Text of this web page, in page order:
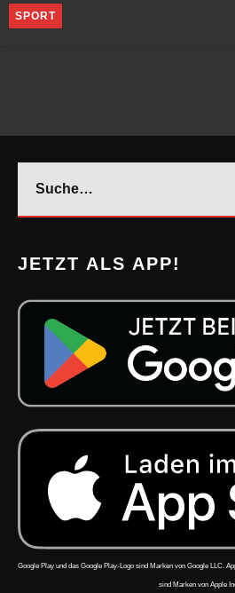
SPORT
JETZT ALS APP!
Google Play und das Google Play-Logo sind Marken von Google LLC.
sind Marken von Apple